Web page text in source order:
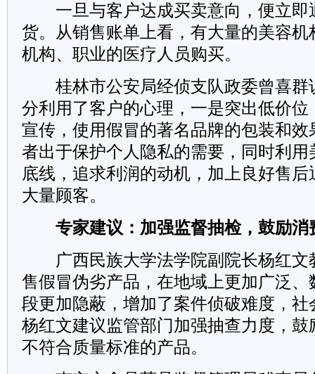
一旦与客户达成买卖意向，便立即
货。从销售账单上看，有大量的美容
机构、职业的医疗人员购买。
桂林市公安局经侦支队政委曾喜群
分利用了客户的心理，一是突出低价
宣传，使用假冒的著名品牌的包装和
者出于保护个人隐私的需要，同时利
底线，追求利润的动机，加上良好售
大量顾客。
专家建议：加强监督抽检，鼓励消
广西民族大学法学院副院长杨红文
售假冒伪劣产品，在地域上更加广泛
段更加隐蔽，增加了案件侦破难度，
杨红文建议监管部门加强抽查力度，
不符合质量标准的产品。